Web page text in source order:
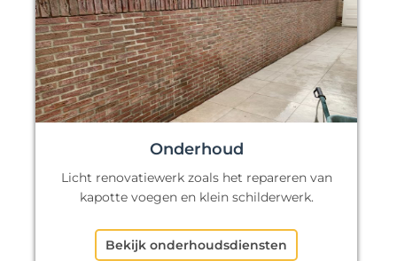
Onderhoud
Licht renovatiewerk zoals het repareren van
kapotte voegen en klein schilderwerk.
Bekijk onderhoudsdiensten